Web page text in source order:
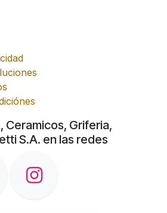
Ceramicos, Griferia,
S.A. en las redes